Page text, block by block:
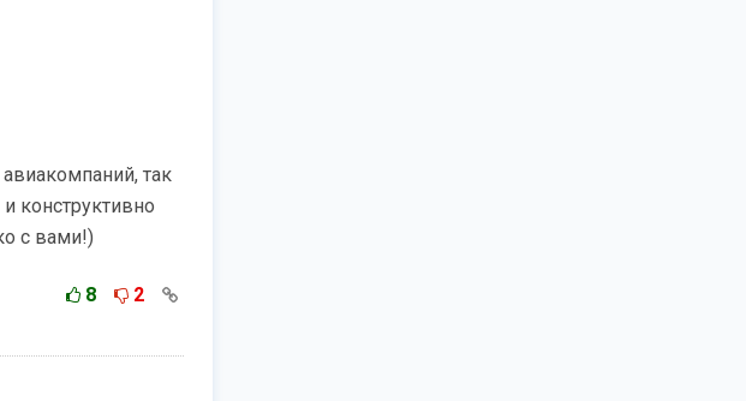
так
конструктивно
с вами!)
8 2